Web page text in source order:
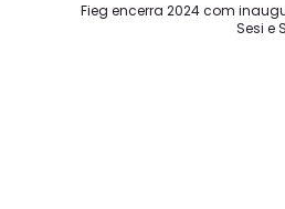
Fieg encerra 2024 com
Sesi e